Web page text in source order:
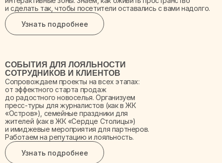
и сделать так, чтобы посетители оставались с вами надолго.
Узнать подробнее
СОБЫТИЯ ДЛЯ ЛОЯЛЬНОСТИ
СОТРУДНИКОВ И КЛИЕНТОВ
Сопровождаем проекты на всех этапах:
от эффектного старта продаж
до радостного новоселья. Организуем
пресс-туры для журналистов (как в ЖК
«Остров»), семейные праздники для
жителей (как в ЖК «Сердце Столицы»)
и имиджевые мероприятия для партнеров.
Работаем на репутацию и лояльность.
Узнать подробнее